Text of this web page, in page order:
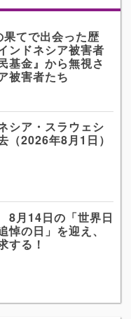
果てで出会った歴
ンドネシア被害者
金』から無視さ
被害者たち
シア・スラウェシ
（2026年8月1日）
8月14日の「世界日
悼の日」を迎え、
する！